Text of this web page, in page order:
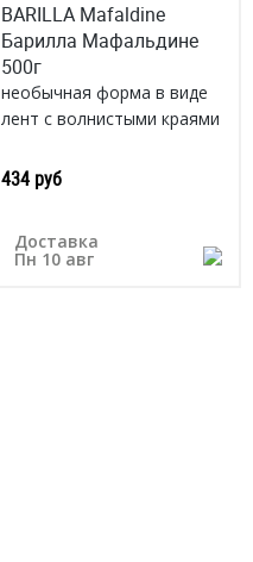
BARILLA Mafaldine
Барилла Мафальдине
500г
необычная форма в виде
лент с волнистыми краями
привыч. вкусовых
сочетаний
434 руб
Доставка
Пн 10 авг